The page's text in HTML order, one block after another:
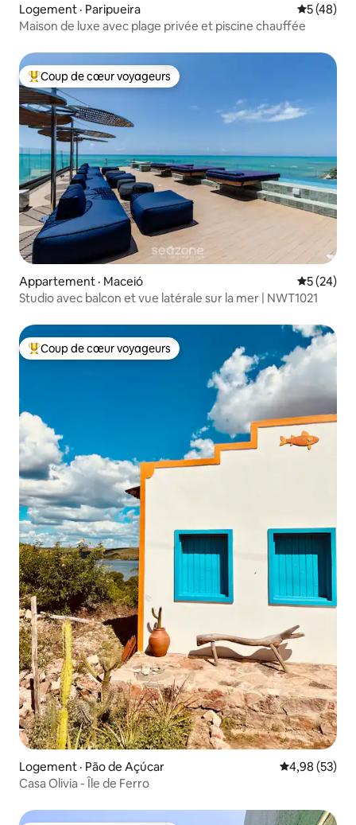
Logement · Paripueira Note
5 (48)
Maison de luxe avec plage privée et piscine chauffée
Coup de cœur voyageurs parmi les plus aimés
Coup de cœur voyageurs
Appartement · Maceió Note
5 (24)
Studio avec balcon et vue latérale sur la mer | NWT1021
Coup de cœur voyageurs parmi les plus aimés
Coup de cœur voyageurs
Logement · Pão de Açúcar Note
4,98 (53)
Casa Olivia - Île de Ferro